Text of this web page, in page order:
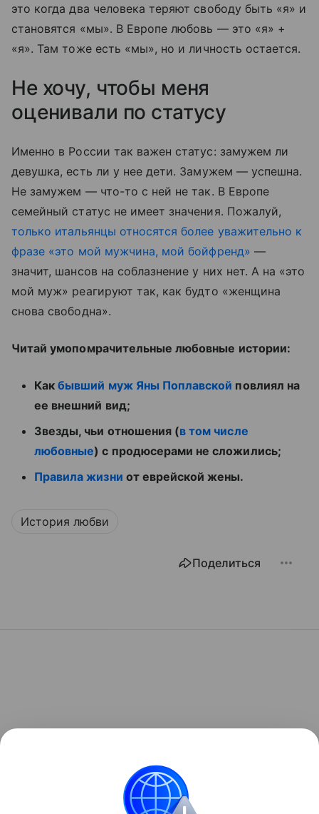
это когда два человека теряют свободу быть «я» и
становятся «мы». В Европе любовь — это «я» +
«я». Там тоже есть «мы», но и личность остается.
Не хочу, чтобы меня
оценивали по статусу
Именно в России так важен статус: замужем ли
девушка, есть ли у нее дети. Замужем — успешна.
Не замужем — что-то с ней не так. В Европе
семейный статус не имеет значения. Пожалуй,
только итальянцы относятся более уважительно к
фразе «это мой мужчина, мой бойфренд» —
значит, шансов на соблазнение у них нет. А на «это
мой муж» реагируют так, как будто «женщина
снова свободна».
Читай умопомрачительные любовные истории:
Какбывший муж Яны Поплавской повлиял на
ее внешний вид;
Звезды, чьи отношения (в том числе
любовные) с продюсерами не сложились;
Правила жизни от еврейской жены.
История любви
Поделиться